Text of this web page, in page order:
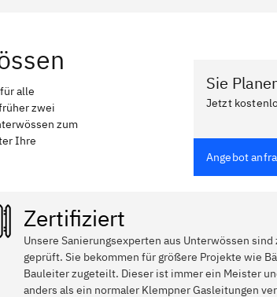
alle
zwei
zum
Ihre
Sie
Jetzt
Angebot
Zertifiziert
Unsere Sanierungsexperten aus Unterwössen
geprüft. Sie bekommen für größere Projekte wie
Bauleiter zugeteilt. Dieser ist immer ein Meister
anders als ein normaler Klempner Gasleitungen